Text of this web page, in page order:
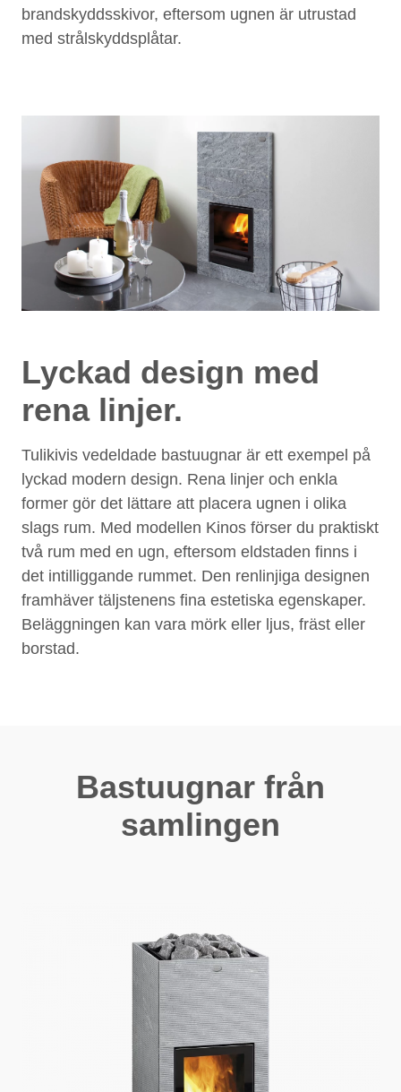
brandskyddsskivor, eftersom ugnen är utrustad
med strålskyddsplåtar.
Lyckad design med
rena linjer.
Tulikivis vedeldade bastuugnar är ett exempel på
lyckad modern design. Rena linjer och enkla
former gör det lättare att placera ugnen i olika
slags rum. Med modellen Kinos förser du praktiskt
två rum med en ugn, eftersom eldstaden finns i
det intilliggande rummet. Den renlinjiga designen
framhäver täljstenens fina estetiska egenskaper.
Beläggningen kan vara mörk eller ljus, fräst eller
borstad.
Bastuugnar från
samlingen